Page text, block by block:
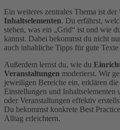
Ein weiteres zentrales Thema ist der
Inhaltselementen. Du erfährst,
stehen, was ein „Grid“ ist und wie
kannst. Dabei bekommst du nicht
auch inhaltliche Tipps für gute
Außerdem lernst du, wie du
Veranstaltungen moderierst. Wir
jeweiligen Bereiche ein, erklären
Einstellungen und
oder Veranstaltungen effektiv
Du bekommst konkrete Best
Alltag erleichtern.